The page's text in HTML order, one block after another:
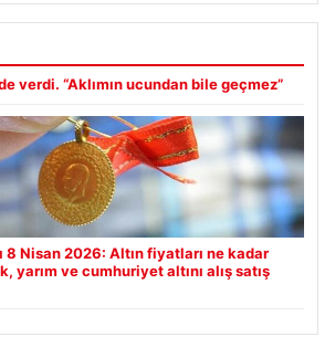
verdi. “Aklımın ucundan bile geçmez”
8 Nisan 2026: Altın fiyatları ne kadar
yarım ve cumhuriyet altını alış satış